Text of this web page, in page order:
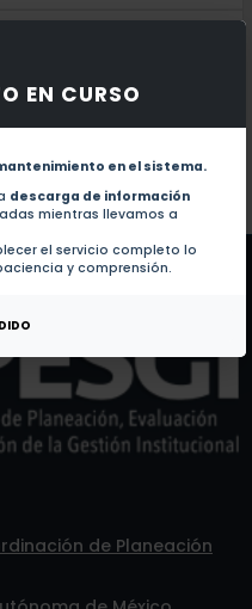
EN CURSO
en el sistema.
descarga de información
mientras llevamos a
el servicio completo lo
y comprensión.
autor.
este autor.
de Planeación